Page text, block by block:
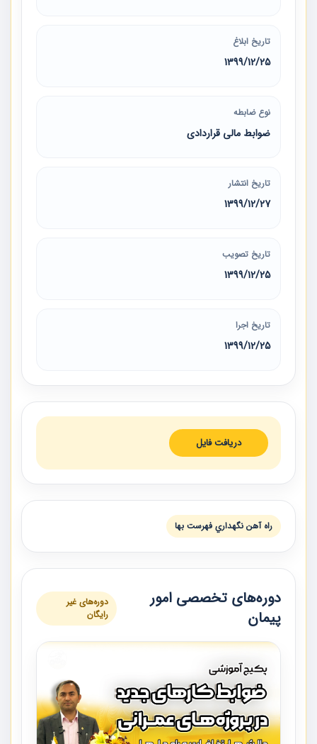
تاریخ ابلاغ
1399/12/25
نوع ضابطه
ضوابط مالی قراردادی
تاریخ انتشار
1399/12/27
تاریخ تصویب
1399/12/25
تاریخ اجرا
1399/12/25
دریافت فایل
راه آهن نگهداري فهرست بها
دوره‌های تخصصی امور
پیمان
دوره‌های غیر
رایگان